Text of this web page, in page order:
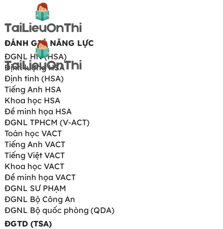
ĐÁNH GIÁ NĂNG LỰC
ĐGNL HN (HSA)
Định lượng HSA
Định tính (HSA)
Tiếng Anh HSA
Khoa học HSA
Đề minh họa HSA
ĐGNL TPHCM (V-ACT)
Toán học VACT
Tiếng Anh VACT
Tiếng Việt VACT
Khoa học VACT
Đề minh họa VACT
ĐGNL SƯ PHẠM
ĐGNL Bộ Công An
ĐGNL Bộ quốc phòng (QDA)
ĐGTD (TSA)